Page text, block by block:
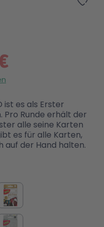
ist es als Erster
Pro Runde erhält der
alle seine Karten
es für alle Karten,
auf der Hand halten.